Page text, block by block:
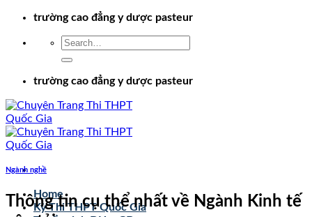
Chuyểntrường cao đẳng y dược pasteur
trường cao đẳng y dược pasteur
Home
Kỳ Thi THPT Quốc Gia
Ngành nghề
Thông tin cụ thể nhất về Ngành Kinh tế